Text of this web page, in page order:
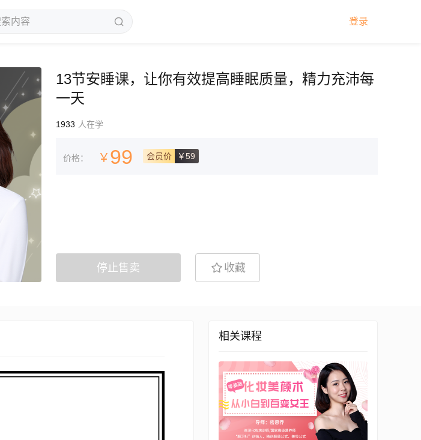
登录
13节安睡课，让你有效提高睡眠质量，精力充沛每
一天
1933 人在学
价格： ￥ 99 ￥59
停止售卖 收藏
相关课程